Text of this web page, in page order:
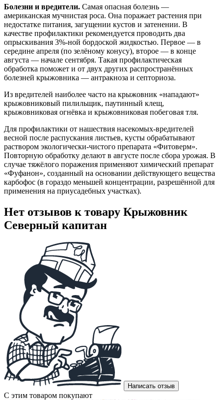
Болезни и вредители. Самая опасная болезнь —
американская мучнистая роса. Она поражает растения при
недостатке питания, загущении кустов и затенении. В
качестве профилактики рекомендуется проводить два
опрыскивания 3%-ной бордоской жидкостью. Первое — в
середине апреля (по зелёному конусу), второе — в конце
августа — начале сентября. Такая профилактическая
обработка поможет и от двух других распространённых
болезней крыжовника — антракноза и септориоза.
Из вредителей наиболее часто на крыжовник «нападают»
крыжовниковый пилильщик, паутинный клещ,
крыжовниковая огнёвка и крыжовниковая побеговая тля.
Для профилактики от нашествия насекомых-вредителей
весной после распускания листьев, кусты обрабатывают
раствором экологически-чистого препарата «Фитоверм».
Повторную обработку делают в августе после сбора урожая. В
случае тяжёлого поражения применяют химический препарат
«Фуфанон», созданный на основании действующего вещества
карбофос (в гораздо меньшей концентрации, разрешённой для
применения на приусадебных участках).
Нет отзывов к товару Крыжовник
Северный капитан
Написать отзыв
С этим товаром покупают